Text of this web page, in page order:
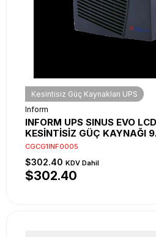
Kesintisiz Güç Kaynakları UPS
Inform
INFORM UPS SINUS EVO
KESİNTİSİZ GÜÇ KAYNAĞI
CGCG1INF0005
$302.40 KDV Dahil
$302.40